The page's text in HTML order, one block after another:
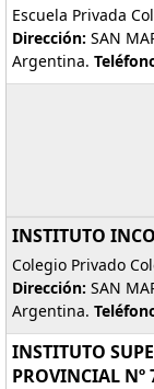
Escuela Privada
Dirección: SAN
Argentina.
INSTITUTO
Colegio Privado
Dirección: SAN
Argentina.
INSTITUTO
PROVINCIAL Nº